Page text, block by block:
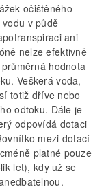
očištěného
v půdě
ani
nelze efektivně
hodnota
Veškerá voda,
totiž dříve nebo
odtoku. Dále je
odpovídá dotaci
mezi dotací
platné pouze
let), kdy už se